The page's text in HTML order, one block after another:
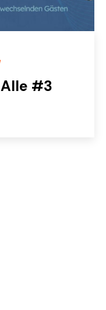
#3